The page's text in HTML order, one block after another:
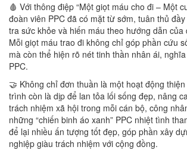
🩸 Với thông điệp “Một giọt máu cho đi – Một
đoàn viên PPC đã có mặt từ sớm, tuân thủ
tra sức khỏe và hiến máu theo hướng dẫn của
Mỗi giọt máu trao đi không chỉ góp phần cứu
mà còn thể hiện rõ nét tinh thần nhân ái,
PPC.
🤝 Không chỉ đơn thuần là một hoạt động
trình còn là dịp để lan tỏa lối sống đẹp, nâng
trách nhiệm xã hội trong mỗi cán bộ, công
những “chiến binh áo xanh” PPC nhiệt tình
để lại nhiều ấn tượng tốt đẹp, góp phần xây
nghiệp giàu trách nhiệm với cộng đồng.